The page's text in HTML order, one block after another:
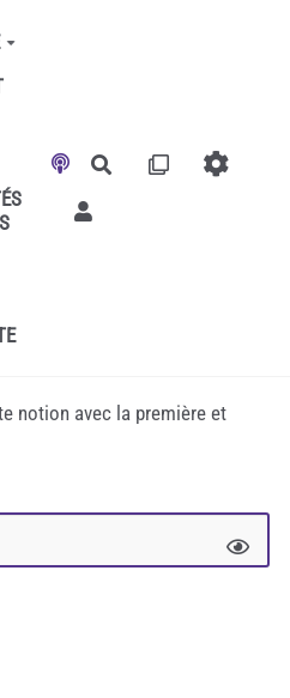
Rechercher
notion avec la première et